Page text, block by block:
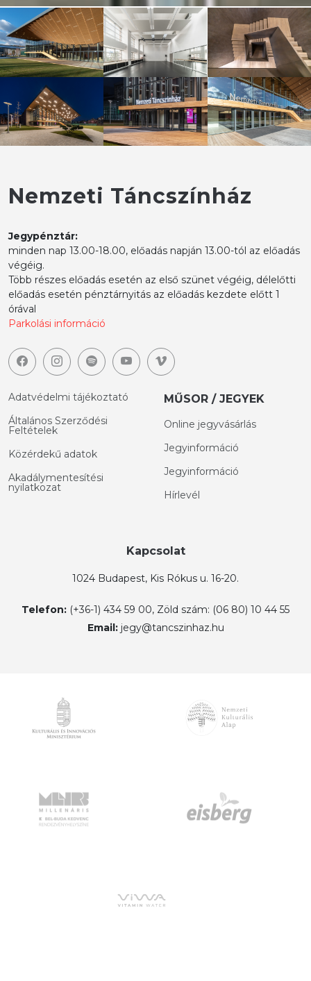
Nemzeti Táncszínház
Jegypénztár:
minden nap 13.00-18.00, előadás napján 13.00-tól az előadás
végéig.
Több részes előadás esetén az első szünet végéig, délelőtti
előadás esetén pénztárnyitás az előadás kezdete előtt 1
órával
Parkolási információ
Adatvédelmi tájékoztató
Általános Szerződési
Feltételek
Közérdekű adatok
Akadálymentesítési
nyilatkozat
MŰSOR / JEGYEK
Online jegyvásárlás
Jegyinformáció
Jegyinformáció
Hírlevél
Kapcsolat
1024 Budapest, Kis Rókus u. 16-20.
Telefon: (+36-1) 434 59 00, Zöld szám: (06 80) 10 44 55
Email: jegy@tancszinhaz.hu